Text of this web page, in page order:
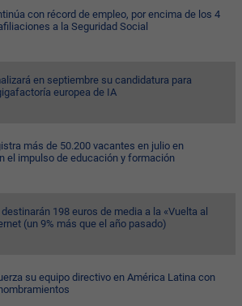
con récord de empleo, por encima de los 4
a la Seguridad Social
en septiembre su candidatura para
europea de IA
más de 50.200 vacantes en julio en
el impulso de educación y formación
198 euros de media a la «Vuelta al
(un 9% más que el año pasado)
su equipo directivo en América Latina con